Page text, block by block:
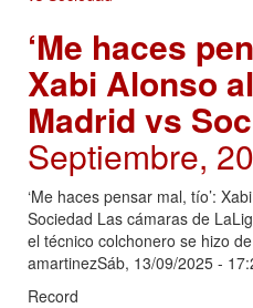
‘Me haces
Xabi Alonso
Madrid vs
Septiembre,
‘Me haces pensar mal, tío’:
Sociedad Las cámaras de
el técnico colchonero se hizo
amartinezSáb, 13/09/2025 -
Record